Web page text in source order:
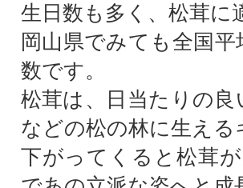
生日数も多く、松茸に
岡山県でみても全国
数です。
松茸は、日当たりの
などの松の林に生え
下がってくると松茸